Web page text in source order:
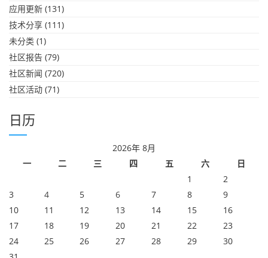
应用更新 (131)
技术分享 (111)
未分类 (1)
社区报告 (79)
社区新闻 (720)
社区活动 (71)
日历
2026年 8月
一
二 三 四 五 六
日
1
2
3
4 5 6 7 8
9
10
11 12 13 14 15
16
17
18 19 20 21 22
23
24
25 26 27 28 29
30